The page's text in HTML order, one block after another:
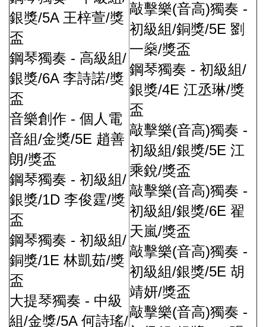
銀獎/5A 王梓萱/獎
盃
鋼琴獨奏 - 高級組/
銀獎/6A 李詩諾/獎
盃
音樂創作 - 個人電
音組/金獎/5E 趙善
朗/獎盃
鋼琴獨奏 - 初級組/
銀獎/1D 李俊霆/獎
盃
鋼琴獨奏 - 初級組/
銅獎/1E 林凱茹/獎
盃
大提琴獨奏 - 中級
組/金獎/5A 何詩瑤/
敲擊樂(音高)獨奏 -
初級組/銅獎/5E 劉
一燊/獎盃
鋼琴獨奏 - 初級組/
銀獎/4E 江丞琳/獎
盃
敲擊樂(音高)獨奏 -
初級組/銀獎/5E 江
乘銳/獎盃
敲擊樂(音高)獨奏 -
初級組/銀獎/6E 翟
天嵐/獎盃
敲擊樂(音高)獨奏 -
初級組/銀獎/5E 胡
靖妍/獎盃
敲擊樂(音高)獨奏 -